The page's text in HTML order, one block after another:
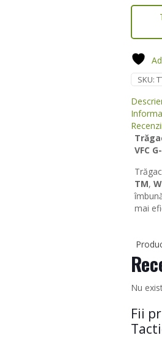
SKU:
Recenzii
VFC
TM,
mai
Nu
Fii